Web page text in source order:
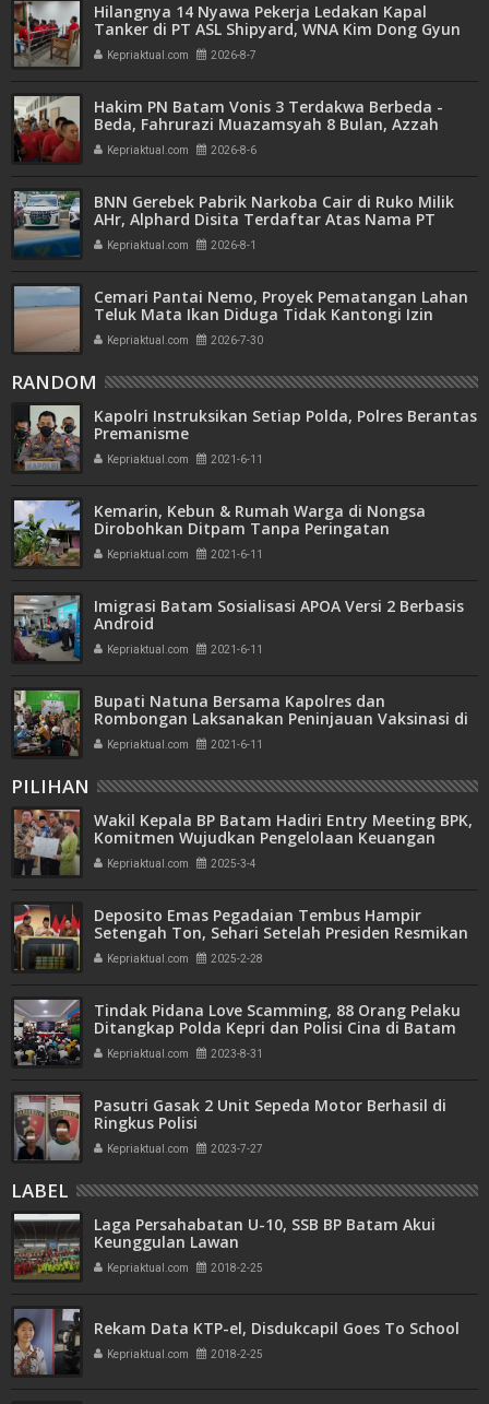
Hilangnya 14 Nyawa Pekerja Ledakan Kapal
Tanker di PT ASL Shipyard, WNA Kim Dong Gyun
Hanya Dituntut 1 Tahun 6 Bulan
Kepriaktual.com 2026-8-7
Hakim PN Batam Vonis 3 Terdakwa Berbeda -
Beda, Fahrurazi Muazamsyah 8 Bulan, Azzah
Azzurah dan Risma Divonis 2 Tahun 6 Bulan
Kepriaktual.com 2026-8-6
BNN Gerebek Pabrik Narkoba Cair di Ruko Milik
AHr, Alphard Disita Terdaftar Atas Nama PT
Mitra Usaha Properti
Kepriaktual.com 2026-8-1
Cemari Pantai Nemo, Proyek Pematangan Lahan
Teluk Mata Ikan Diduga Tidak Kantongi Izin
Amdal
Kepriaktual.com 2026-7-30
RANDOM
Kapolri Instruksikan Setiap Polda, Polres Berantas
Premanisme
Kepriaktual.com 2021-6-11
Kemarin, Kebun & Rumah Warga di Nongsa
Dirobohkan Ditpam Tanpa Peringatan
Kepriaktual.com 2021-6-11
Imigrasi Batam Sosialisasi APOA Versi 2 Berbasis
Android
Kepriaktual.com 2021-6-11
Bupati Natuna Bersama Kapolres dan
Rombongan Laksanakan Peninjauan Vaksinasi di
Kecamatan Serasan
Kepriaktual.com 2021-6-11
PILIHAN
Wakil Kepala BP Batam Hadiri Entry Meeting BPK,
Komitmen Wujudkan Pengelolaan Keuangan
Transparan dan Akuntabel
Kepriaktual.com 2025-3-4
Deposito Emas Pegadaian Tembus Hampir
Setengah Ton, Sehari Setelah Presiden Resmikan
Bank Emas
Kepriaktual.com 2025-2-28
Tindak Pidana Love Scamming, 88 Orang Pelaku
Ditangkap Polda Kepri dan Polisi Cina di Batam
Kepriaktual.com 2023-8-31
Pasutri Gasak 2 Unit Sepeda Motor Berhasil di
Ringkus Polisi
Kepriaktual.com 2023-7-27
LABEL
Laga Persahabatan U-10, SSB BP Batam Akui
Keunggulan Lawan
Kepriaktual.com 2018-2-25
Rekam Data KTP-el, Disdukcapil Goes To School
Kepriaktual.com 2018-2-25